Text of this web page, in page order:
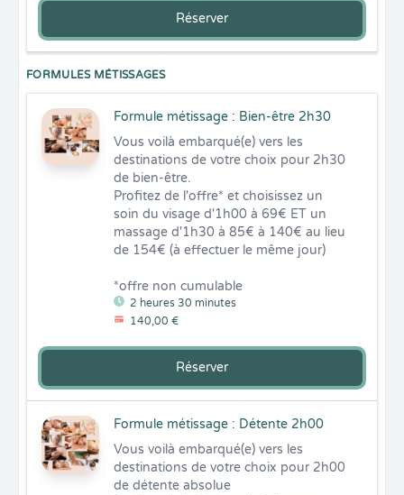
Réserver
FORMULES MÉTISSAGES
Formule métissage : Bien-être 2h30
2 heures 30 minutes
140,00 €
Vous voilà embarqué(e) vers les
destinations de votre choix pour 2h30
de bien-être.
Profitez de l'offre* et choisissez un
soin du visage d'1h00 à 69€ ET un
massage d'1h30 à 85€ à 140€ au lieu
de 154€ (à effectuer le même jour)
*offre non cumulable
Réserver
Formule métissage : Détente 2h00
Vous voilà embarqué(e) vers les
destinations de votre choix pour 2h00
de détente absolue